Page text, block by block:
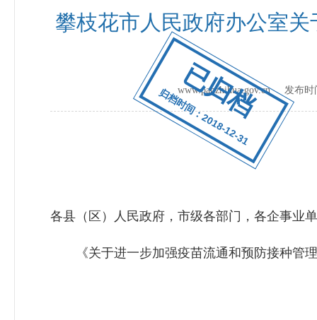
已归档
归档时间：2018-12-31
攀枝花市人民政府办公室
www.panzhihua.gov.cn 发布时
各县（区）人民政府，市级各部门，各企事业
《关于进一步加强疫苗流通和预防接种管理